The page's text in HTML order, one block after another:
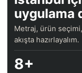
uygulama
Metraj, ürün
akışta hazırlayalım.
8+